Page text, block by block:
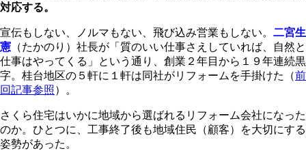
対応する。
宣伝もしない、ノルマもない、飛び込み営業もしない。 二宮生
憲 （たかのり）社長が「質のいい仕事さえしていれば、自然と
仕事はやってくる」という通り、創業２年目から１９年連続黒
字。桂台地区の５軒に１軒は同社がリフォームを手掛けた（前
回記事参照）。
さくら住宅はいかに地域から選ばれるリフォーム会社になった
のか。ひとつに、工事終了後も地域住民（顧客）を大切にする
姿勢があった。